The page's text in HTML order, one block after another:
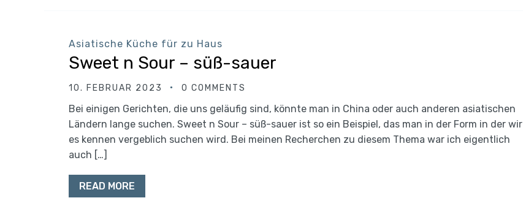
Asiatische Küche für zu Haus
Sweet n Sour – süß-sauer
10. FEBRUAR 2023 0 COMMENTS
Bei einigen Gerichten, die uns geläufig sind, könnte man in China oder auch anderen asiatischen
Ländern lange suchen. Sweet n Sour – süß-sauer ist so ein Beispiel, das man in der Form in der wir
es kennen vergeblich suchen wird. Bei meinen Recherchen zu diesem Thema war ich eigentlich
auch […]
READ MORE